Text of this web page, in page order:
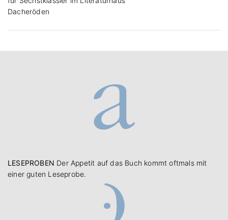
Dacheröden
LESEPROBEN Der Appetit auf das Buch kommt oftmals mit
einer guten Leseprobe.